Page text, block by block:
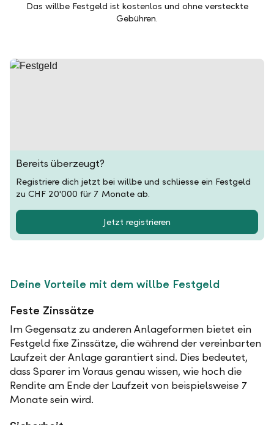
Das willbe Festgeld ist kostenlos und ohne versteckte
Gebühren.
Bereits überzeugt?
Registriere dich jetzt bei willbe und schliesse ein Festgeld
zu CHF 20'000 für 7 Monate ab.
Jetzt registrieren
Deine Vorteile mit dem willbe Festgeld
Feste Zinssätze
Im Gegensatz zu anderen Anlageformen bietet ein
Festgeld fixe Zinssätze, die während der vereinbarten
Laufzeit der Anlage garantiert sind. Dies bedeutet,
dass Sparer im Voraus genau wissen, wie hoch die
Rendite am Ende der Laufzeit von beispielsweise 7
Monate sein wird.